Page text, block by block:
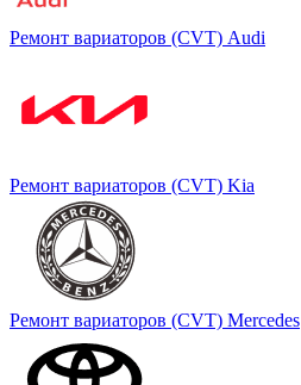
Ремонт вариаторов (CVT) Audi
Ремонт вариаторов (CVT) Kia
Ремонт вариаторов (CVT) Mercedes